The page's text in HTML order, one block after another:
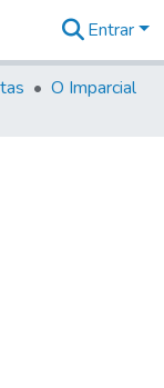
Entrar
O Imparcial